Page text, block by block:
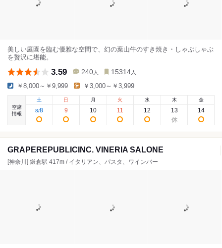
美しい庭園を臨む優雅な空間で、幻の葉山牛のすき焼き・しゃぶしゃぶ
を贅沢に堪能。
3.59 240 人 15314 人
￥8,000～￥9,999 ￥3,000～￥3,999
空席
情報
土
8/8
日
9
月
10
火
11
水
12
木
13
金
14
GRAPEREPUBLICINC. VINERIA SALONE
[神奈川] 鎌倉駅 417m / イタリアン、パスタ、ワインバー